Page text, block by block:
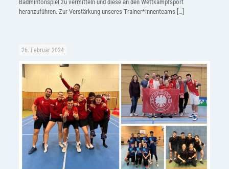
Badmintonspiel zu vermitteln und diese an den Wettkampfsport
heranzuführen. Zur Verstärkung unseres Trainer*innenteams[…]
26. Februar 2024